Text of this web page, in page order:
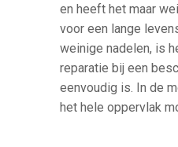
en heeft het maar
voor een lange
weinige nadelen, is
reparatie bij een
eenvoudig is. In de
het hele oppervlak